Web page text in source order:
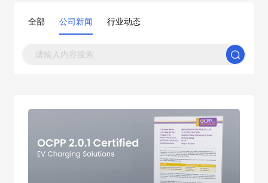
全部 公司新闻 行业动态